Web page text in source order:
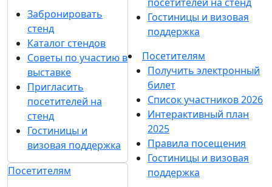
Забронировать
стенд
Каталог стендов
Советы по участию в
выставке
Пригласить
посетителей на
стенд
Гостиницы и
визовая поддержка
Посетителям
Гостиницы и визовая
поддержка
Посетителям
Получить электронный
билет
Список участников 2026
Интерактивный план
2025
Правила посещения
Гостиницы и визовая
поддержка